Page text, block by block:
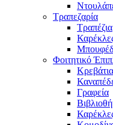
Τραπεζαρία
Τραπέζια
Φοιτητικό
Κρεβάτια
Γραφεία